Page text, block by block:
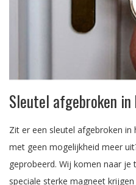
Sleutel afgebroken
Zit er een sleutel afgebroken in
met geen mogelijkheid meer
geprobeerd. Wij komen naar je
speciale sterke magneet